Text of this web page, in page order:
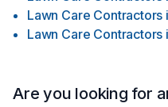
Lawn Care Contractors
Lawn Care Contractors
Are you looking for